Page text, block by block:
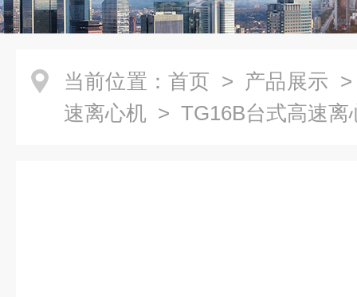
当前位置： 首页 > 产品展示
速离心机 > TG16B台式高速离